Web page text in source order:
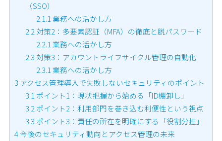
（SSO）
2.1.1 業務への活かし方
2.2 対策2：多要素認証（MFA）の徹底と脱パスワード
2.2.1 業務への活かし方
2.3 対策3：アカウントライフサイクル管理の自動化
2.3.1 業務への活かし方
3 アクセス管理導入で失敗しないセキュリティのポイント
3.1 ポイント1：現状把握から始める「ID棚卸し」
3.2 ポイント2：利用部門を巻き込む利便性という視点
3.3 ポイント3：責任の所在を明確にする「役割分担」
4今後のセキュリティ動向とアクセス管理の未来